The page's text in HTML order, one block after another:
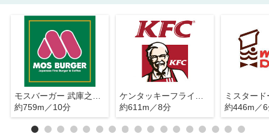
モスバーガー 武庫之荘南口店
約759m／10分
ケンタッキーフライドチキン 武庫之荘駅前店
約611m／8分
約446m／